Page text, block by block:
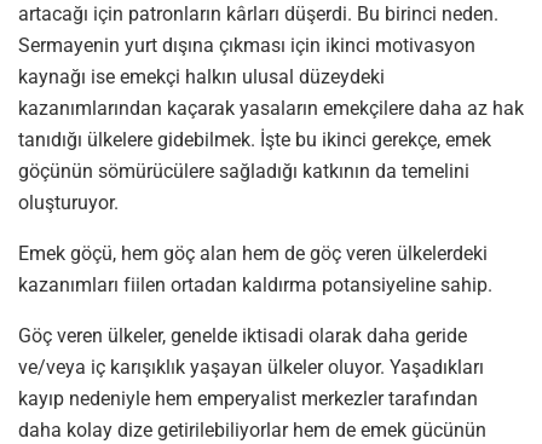
artacağı için patronların kârları düşerdi. Bu birinci neden.
Sermayenin yurt dışına çıkması için ikinci motivasyon
kaynağı ise emekçi halkın ulusal düzeydeki
kazanımlarından kaçarak yasaların emekçilere daha az hak
tanıdığı ülkelere gidebilmek. İşte bu ikinci gerekçe, emek
göçünün sömürücülere sağladığı katkının da temelini
oluşturuyor.
Emek göçü, hem göç alan hem de göç veren ülkelerdeki
kazanımları fiilen ortadan kaldırma potansiyeline sahip.
Göç veren ülkeler, genelde iktisadi olarak daha geride
ve/veya iç karışıklık yaşayan ülkeler oluyor. Yaşadıkları
kayıp nedeniyle hem emperyalist merkezler tarafından
daha kolay dize getirilebiliyorlar hem de emek gücünün